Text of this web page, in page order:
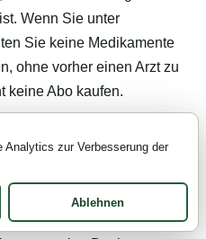
Wenn Sie unter
Sie keine Medikamente
ohne vorher einen Arzt zu
keine Abo kaufen.
nicht high macht, sondern
lässt oder ihr geistiges
verbessert. Sie
Analytics zur Verbesserung der
Ablehnen